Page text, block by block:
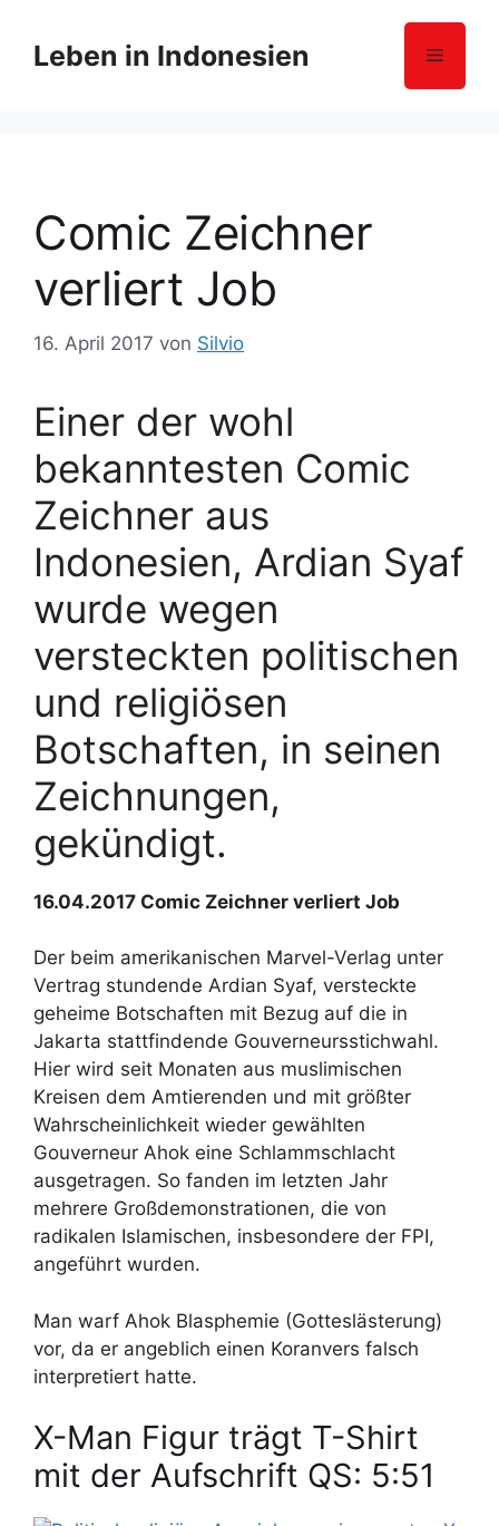
Leben in Indonesien Menü
Comic Zeichner
verliert Job
16. April 2017 von Silvio
Einer der wohl
bekanntesten Comic
Zeichner aus
Indonesien, Ardian Syaf
wurde wegen
versteckten politischen
und religiösen
Botschaften, in seinen
Zeichnungen,
gekündigt.
16.04.2017 Comic Zeichner verliert Job
Der beim amerikanischen Marvel-Verlag unter
Vertrag stundende Ardian Syaf, versteckte
geheime Botschaften mit Bezug auf die in
Jakarta stattfindende Gouverneursstichwahl.
Hier wird seit Monaten aus muslimischen
Kreisen dem Amtierenden und mit größter
Wahrscheinlichkeit wieder gewählten
Gouverneur Ahok eine Schlammschlacht
ausgetragen. So fanden im letzten Jahr
mehrere Großdemonstrationen, die von
radikalen Islamischen, insbesondere der FPI,
angeführt wurden.
Man warf Ahok Blasphemie (Gotteslästerung)
vor, da er angeblich einen Koranvers falsch
interpretiert hatte.
X-Man Figur trägt T-Shirt
mit der Aufschrift QS: 5:51